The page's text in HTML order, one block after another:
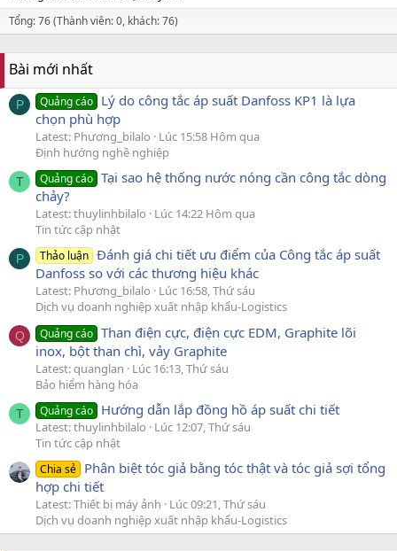
Tổng: 76 (Thành viên: 0, khách: 76)
Bài mới nhất
P Quảng cáo Lý do công tắc áp suất Danfoss KP1 là lựa
chọn phù hợp
Latest: Phương_bilalo
Lúc 15:58 Hôm qua
Định hướng nghề nghiệp
T Quảng cáo Tại sao hệ thống nước nóng cần công tắc dòng
chảy?
Latest: thuylinhbilalo
Lúc 14:22 Hôm qua
Tin tức cập nhật
P Thảo luận Đánh giá chi tiết ưu điểm của Công tắc áp suất
Danfoss so với các thương hiệu khác
Latest: Phương_bilalo
Lúc 16:58, Thứ sáu
Dịch vụ doanh nghiệp xuất nhập khẩu-Logistics
Q Quảng cáo Than điện cực, điện cực EDM, Graphite lõi
inox, bột than chì, vảy Graphite
Latest: quanglan
Lúc 16:13, Thứ sáu
Bảo hiểm hàng hóa
T Quảng cáo Hướng dẫn lắp đồng hồ áp suất chi tiết
Latest: thuylinhbilalo
Lúc 12:07, Thứ sáu
Tin tức cập nhật
Chia sẻ Phân biệt tóc giả bằng tóc thật và tóc giả sợi tổng
hợp chi tiết
Latest: Thiết bị máy ảnh
Lúc 09:21, Thứ sáu
Dịch vụ doanh nghiệp xuất nhập khẩu-Logistics